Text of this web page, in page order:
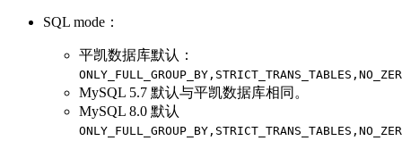
SQL mode：
平凯数据库默认：
MySQL 5.7 默认与平凯数据库相同。
MySQL 8.0 默认